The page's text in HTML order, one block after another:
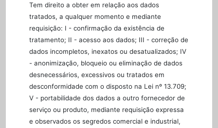
Tem direito a obter em relação aos dados
tratados, a qualquer momento e mediante
requisição: I - confirmação da existência de
tratamento; II - acesso aos dados; III - correção de
dados incompletos, inexatos ou desatualizados; IV
- anonimização, bloqueio ou eliminação de dados
desnecessários, excessivos ou tratados em
desconformidade com o disposto na Lei nº 13.709;
V - portabilidade dos dados a outro fornecedor de
serviço ou produto, mediante requisição expressa
e observados os segredos comercial e industrial,